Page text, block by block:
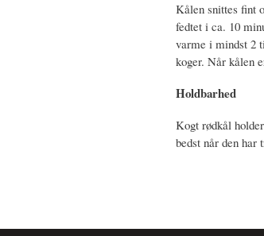
Kålen snittes fint
fedtet i ca. 10
varme i mindst 2
koger. Når kålen
Holdbarhed
Kogt rødkål
bedst når den har